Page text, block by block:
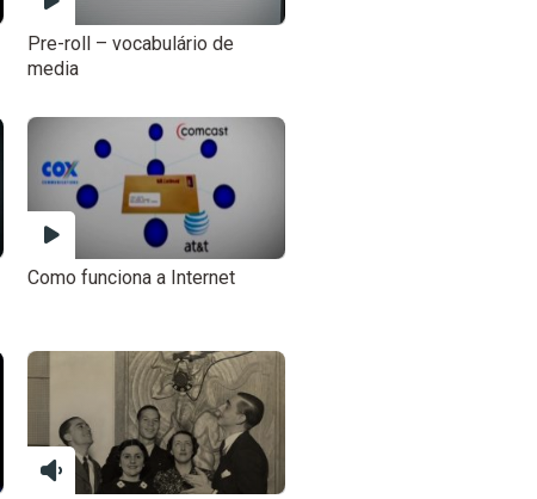
Pre-roll – vocabulário de
media
Como funciona a Internet